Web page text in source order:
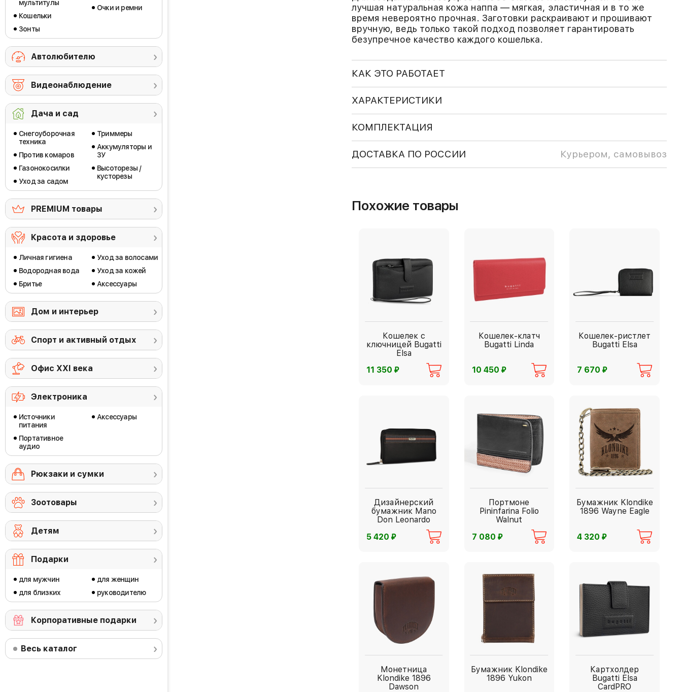
мультитулы
Кошельки
Зонты
Очки и ремни
Автолюбителю
Видеонаблюдение
Дача и сад
Снегоуборочная
техника
Против комаров
Газонокосилки
Уход за садом
Триммеры
Аккумуляторы и
ЗУ
Высоторезы /
кусторезы
PREMIUM товары
Красота и здоровье
Личная гигиена
Водородная вода
Бритье
Уход за волосами
Уход за кожей
Аксессуары
Дом и интерьер
Спорт и активный отдых
Офис ХХI века
Электроника
Источники
питания
Портативное
аудио
Аксессуары
Рюкзаки и сумки
Зоотовары
Детям
Подарки
для мужчин
для близких
для женщин
руководителю
Корпоративные подарки
Весь каталог
лучшая натуральная кожа наппа — мягкая, эластичная и в то же
время невероятно прочная. Заготовки раскраивают и прошивают
вручную, ведь только такой подход позволяет гарантировать
безупречное качество каждого кошелька.
КАК ЭТО РАБОТАЕТ
ХАРАКТЕРИСТИКИ
КОМПЛЕКТАЦИЯ
ДОСТАВКА ПО РОССИИ Курьером, самовывоз
Похожие товары
Кошелек с
ключницей Bugatti
Elsa
11 350 ⃏
Кошелек-клатч
Bugatti Linda
10 450 ⃏
Кошелек-ристлет
Bugatti Elsa
7 670⃏
Дизайнерский
бумажник Mano
Don Leonardo
5 420 ⃏
Портмоне
Pininfarina Folio
Walnut
7 080 ⃏
Бумажник Klondike
1896 Wayne Eagle
4 320⃏
Монетница
Klondike 1896
Dawson
Бумажник Klondike
1896 Yukon
Картхолдер
Bugatti Elsa
CardPRO